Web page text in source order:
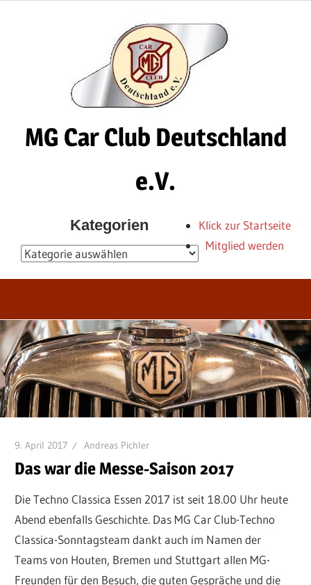
MG Car Club Deutschland
e.V.
Club
Kategorien
Kategorien
Klick zur Startseite
Mitglied werden
9. April 2017 Andreas Pichler
Das war die Messe-Saison 2017
Die Techno Classica Essen 2017 ist seit 18.00 Uhr heute
Abend ebenfalls Geschichte. Das MG Car Club-Techno
Classica-Sonntagsteam dankt auch im Namen der
Teams von Houten, Bremen und Stuttgart allen MG-
Freunden für den Besuch, die guten Gespräche und die